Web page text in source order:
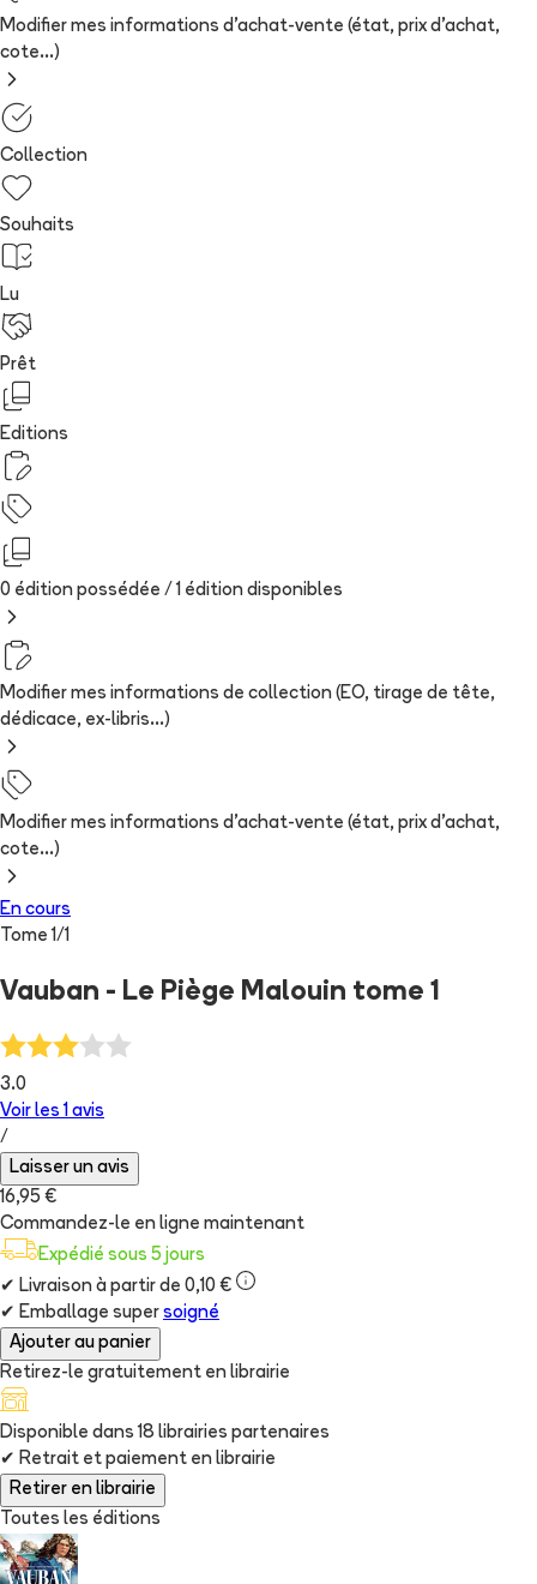
Modifier mes informations d'achat-vente (état, prix d'achat,
cote...)
Collection
Souhaits
Lu
Prêt
Editions
0 édition possédée / 1 édition disponibles
Modifier mes informations de collection (EO, tirage de tête,
dédicace, ex-libris...)
Modifier mes informations d'achat-vente (état, prix d'achat,
cote...)
En cours
Tome 1/1
Vauban - Le Piège Malouin tome 1
3.0
Voir les 1 avis
/
Laisser un avis
16,95 €
Commandez-le en ligne maintenant
Expédié sous 5 jours
✔ Livraison à partir de 0,10 €
✔ Emballage super soigné
Ajouter au panier
Retirez-le gratuitement en librairie
Disponible dans 18 librairies partenaires
✔ Retrait et paiement en librairie
Retirer en librairie
Toutes les éditions